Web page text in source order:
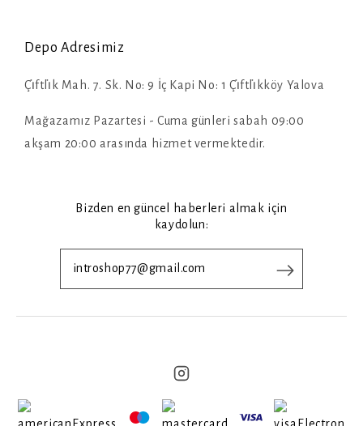
Depo Adresimiz
Çi̇ftli̇k Mah. 7. Sk. No: 9 İç Kapi No: 1 Çi̇ftli̇kköy Yalova
Mağazamız Pazartesi - Cuma günleri sabah 09:00
akşam 20:00 arasında hizmet vermektedir.
Bizden en güncel haberleri almak için
kaydolun: